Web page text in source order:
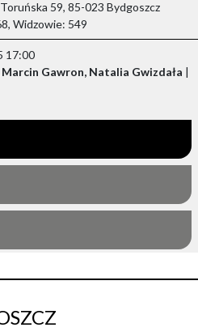
59, 85-023 Bydgoszcz
Widzowie: 549
17:00
Gawron, Natalia Gwizdała |